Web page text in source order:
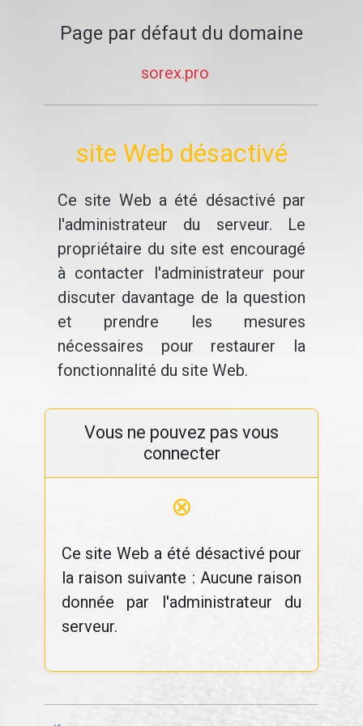
Page par défaut du domaine
sorex.pro
site Web désactivé
Ce site Web a été désactivé par
l'administrateur du serveur. Le
propriétaire du site est encouragé
à contacter l'administrateur pour
discuter davantage de la question
et prendre les mesures
nécessaires pour restaurer la
fonctionnalité du site Web.
Vous ne pouvez pas vous
connecter
⊗
Ce site Web a été désactivé pour
la raison suivante : Aucune raison
donnée par l'administrateur du
serveur.